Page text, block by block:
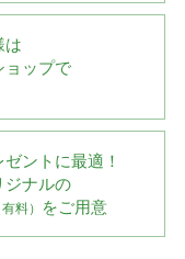
は
ョップで
ントに最適！
ジナルの
有料） をご用意